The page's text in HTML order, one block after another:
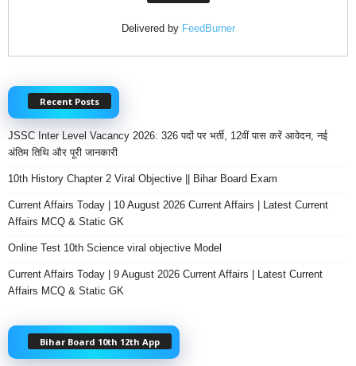
Delivered by FeedBurner
Recent Posts
JSSC Inter Level Vacancy 2026: 326 पदों पर भर्ती, 12वीं पास करें आवेदन, नई
अंतिम तिथि और पूरी जानकारी
10th History Chapter 2 Viral Objective || Bihar Board Exam
Current Affairs Today | 10 August 2026 Current Affairs | Latest Current
Affairs MCQ & Static GK
Online Test 10th Science viral objective Model
Current Affairs Today | 9 August 2026 Current Affairs | Latest Current
Affairs MCQ & Static GK
Bihar Board 10th 12th App